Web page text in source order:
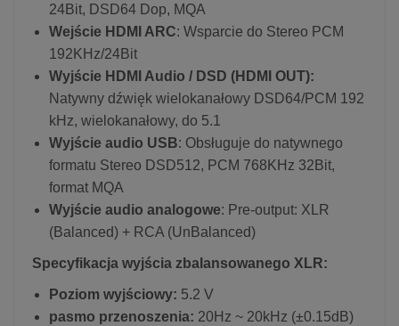
24Bit, DSD64 Dop, MQA
Wejście HDMI ARC: Wsparcie do Stereo PCM
192KHz/24Bit
Wyjście HDMI Audio / DSD (HDMI OUT):
Natywny dźwięk wielokanałowy DSD64/PCM 192
kHz, wielokanałowy, do 5.1
Wyjście audio USB: Obsługuje do natywnego
formatu Stereo DSD512, PCM 768KHz 32Bit,
format MQA
Wyjście audio analogowe: Pre-output: XLR
(Balanced) + RCA (UnBalanced)
Specyfikacja wyjścia zbalansowanego XLR:
Poziom wyjściowy: 5.2 V
pasmo przenoszenia: 20Hz ~ 20kHz (±0.15dB)